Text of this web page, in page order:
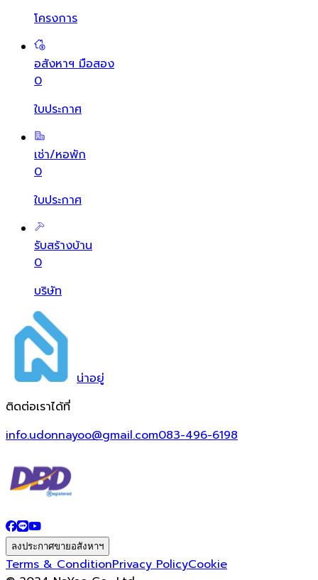
โครงการ
อสังหาฯ มือสอง
0
ใบประกาศ
เช่า/หอพัก
0
ใบประกาศ
รับสร้างบ้าน
0
บริษัท
น่าอยู่
ติดต่อเราได้ที่
info.udonnayoo@gmail.com083-496-6198
ลงประกาศขายอสังหาฯ
Terms & ConditionPrivacy PolicyCookie